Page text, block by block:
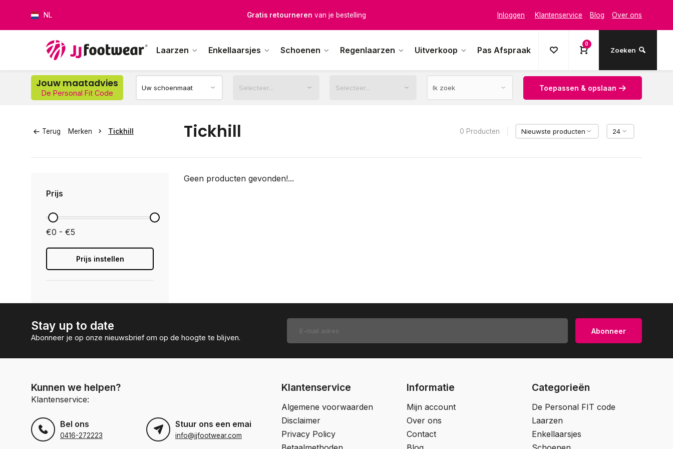
NL Gratis retourneren van je bestelling Inloggen Klantenservice Blog Over ons
Laarzen Enkellaarsjes Schoenen Regenlaarzen Uitverkoop Pas Afspraak
0
Zoeken
Jouw maatadvies
De Personal Fit Code
Toepassen & opslaan
Terug Merken Tickhill Tickhill 0 Producten
Prijs
€0 - €5
Prijs instellen
Geen producten gevonden!...
Stay up to date
Abonneer je op onze nieuwsbrief om op de hoogte te blijven.
Abonneer
Kunnen we helpen?
Klantenservice:
Bel ons
0416-272223
Stuur ons een email
info@jjfootwear.com
Klantenservice
Algemene voorwaarden
Disclaimer
Privacy Policy
Informatie
Mijn account
Over ons
Contact
Categorieën
De Personal FIT code
Laarzen
Enkellaarsjes